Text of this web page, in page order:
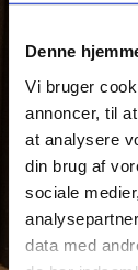
Denne
Vi bruger
annoncer, til
at analysere
din brug af
sociale
data med